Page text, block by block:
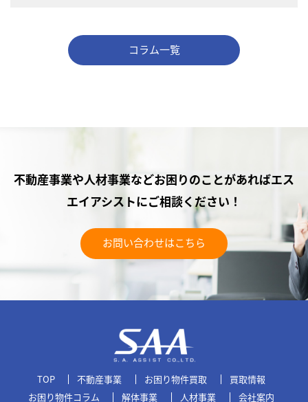
コラム一覧
不動産事業や人材事業などお困りのことがあればエス
エイアシストにご相談ください！
お問い合わせはこちら
TOP 不動産事業 お困り物件買取
買取情報
お困り物件コラム
解体事業 人材事業 会社案内